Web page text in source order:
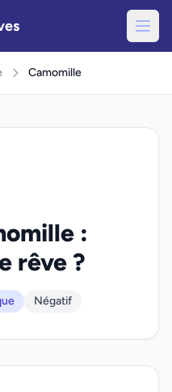
Camomille
:
rêve ?
Négatif